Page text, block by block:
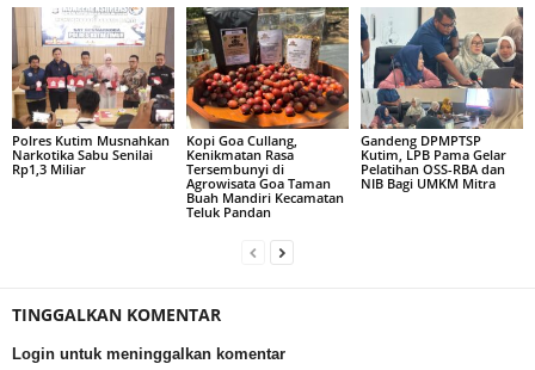
Polres Kutim Musnahkan
Narkotika Sabu Senilai
Rp1,3 Miliar
Kopi Goa Cullang,
Kenikmatan Rasa
Tersembunyi di
Agrowisata Goa Taman
Buah Mandiri Kecamatan
Teluk Pandan
Gandeng DPMPTSP
Kutim, LPB Pama Gelar
Pelatihan OSS-RBA dan
NIB Bagi UMKM Mitra
TINGGALKAN KOMENTAR
Login untuk meninggalkan komentar